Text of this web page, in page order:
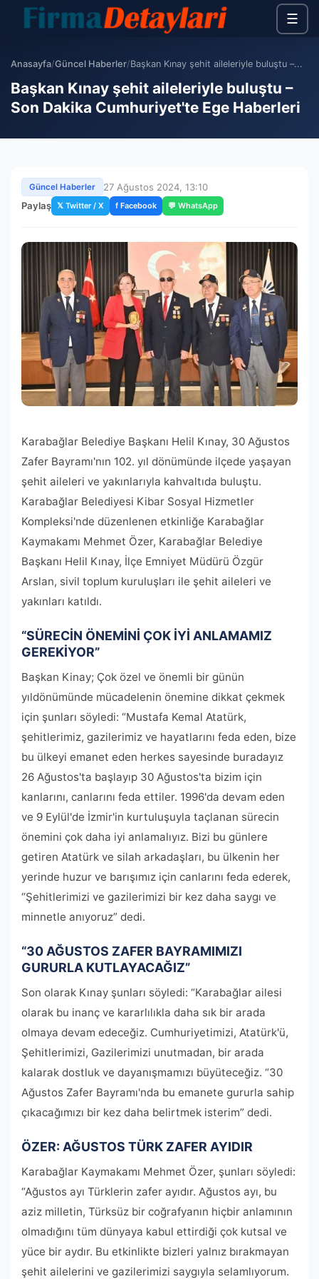
☰
Anasayfa/Güncel Haberler/Başkan Kınay şehit aileleriyle buluştu –...
Başkan Kınay şehit aileleriyle buluştu –
Son Dakika Cumhuriyet'te Ege Haberleri
Güncel Haberler
27 Ağustos 2024, 13:10
Paylaş 𝕏 Twitter / X f Facebook 💬 WhatsApp
Karabağlar Belediye Başkanı Helil Kınay, 30 Ağustos
Zafer Bayramı'nın 102. yıl dönümünde ilçede yaşayan
şehit aileleri ve yakınlarıyla kahvaltıda buluştu.
Karabağlar Belediyesi Kibar Sosyal Hizmetler
Kompleksi'nde düzenlenen etkinliğe Karabağlar
Kaymakamı Mehmet Özer, Karabağlar Belediye
Başkanı Helil Kınay, İlçe Emniyet Müdürü Özgür
Arslan, sivil toplum kuruluşları ile şehit aileleri ve
yakınları katıldı.
“SÜRECİN ÖNEMİNİ ÇOK İYİ ANLAMAMIZ
GEREKİYOR”
Başkan Kinay; Çok özel ve önemli bir günün
yıldönümünde mücadelenin önemine dikkat çekmek
için şunları söyledi: “Mustafa Kemal Atatürk,
şehitlerimiz, gazilerimiz ve hayatlarını feda eden, bize
bu ülkeyi emanet eden herkes sayesinde buradayız
26 Ağustos'ta başlayıp 30 Ağustos'ta bizim için
kanlarını, canlarını feda ettiler. 1996'da devam eden
ve 9 Eylül'de İzmir'in kurtuluşuyla taçlanan sürecin
önemini çok daha iyi anlamalıyız. Bizi bu günlere
getiren Atatürk ve silah arkadaşları, bu ülkenin her
yerinde huzur ve barışımız için canlarını feda ederek,
“Şehitlerimizi ve gazilerimizi bir kez daha saygı ve
minnetle anıyoruz” dedi.
“30 AĞUSTOS ZAFER BAYRAMIMIZI
GURURLA KUTLAYACAĞIZ”
Son olarak Kınay şunları söyledi: “Karabağlar ailesi
olarak bu inanç ve kararlılıkla daha sık bir arada
olmaya devam edeceğiz. Cumhuriyetimizi, Atatürk'ü,
Şehitlerimizi, Gazilerimizi unutmadan, bir arada
kalarak dostluk ve dayanışmamızı büyüteceğiz. “30
Ağustos Zafer Bayramı'nda bu emanete gururla sahip
çıkacağımızı bir kez daha belirtmek isterim” dedi.
ÖZER: AĞUSTOS TÜRK ZAFER AYIDIR
Karabağlar Kaymakamı Mehmet Özer, şunları söyledi:
“Ağustos ayı Türklerin zafer ayıdır. Ağustos ayı, bu
aziz milletin, Türksüz bir coğrafyanın hiçbir anlamının
olmadığını tüm dünyaya kabul ettirdiği çok kutsal ve
yüce bir aydır. Bu etkinlikte bizleri yalnız bırakmayan
şehit ailelerini ve gazilerimizi saygıyla selamlıyorum.